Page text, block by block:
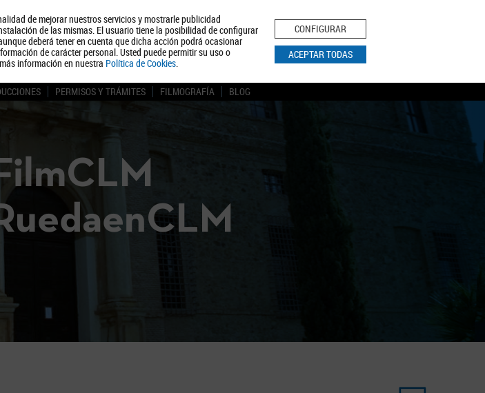
de mejorar nuestros servicios y mostrarle publicidad
de las mismas. El usuario tiene la posibilidad de configurar
deberá tener en cuenta que dicha acción podrá ocasionar
de carácter personal. Usted puede permitir su uso o
información en nuestra Política de Cookies.
CONFIGURAR
ACEPTAR TODAS
Quiénes somos Turismo Política de Privacidad Aviso Legal Política de Cookies
BUSCAR
PERMISOS Y TRÁMITES FILMOGRAFÍA BLOG